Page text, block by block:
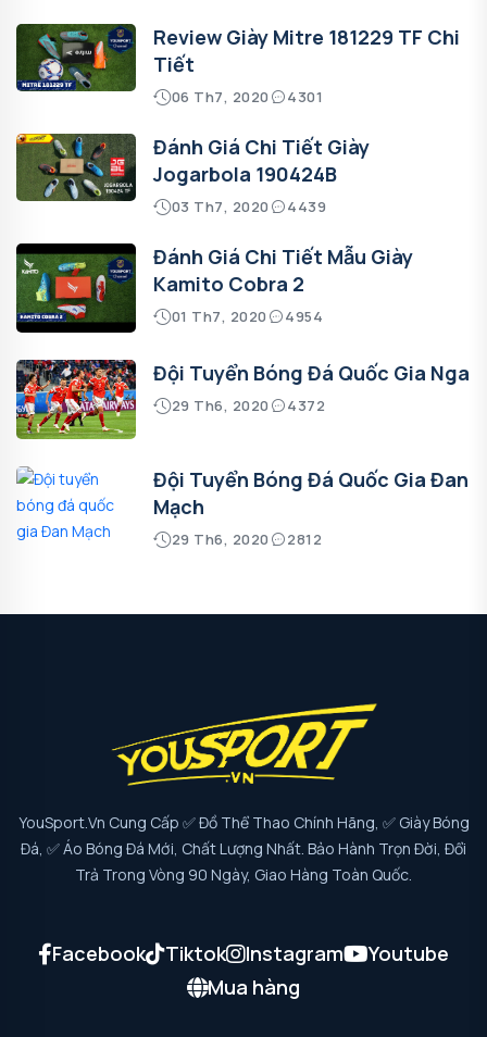
Review Giày Mitre 181229 TF Chi
Tiết
06 Th7, 2020 4301
Đánh Giá Chi Tiết Giày
Jogarbola 190424B
03 Th7, 2020 4439
Đánh Giá Chi Tiết Mẫu Giày
Kamito Cobra 2
01 Th7, 2020 4954
Đội Tuyển Bóng Đá Quốc Gia Nga
29 Th6, 2020 4372
Đội Tuyển Bóng Đá Quốc Gia Đan
Mạch
29 Th6, 2020 2812
YouSport.vn Cung Cấp ✅ Đồ Thể Thao Chính Hãng, ✅ Giày Bóng
Đá, ✅ Áo Bóng Đá Mới, Chất Lượng Nhất. Bảo Hành Trọn Đời, Đổi
Trả Trong Vòng 90 Ngày, Giao Hàng Toàn Quốc.
Facebook Tiktok Instagram
Youtube
Mua hàng